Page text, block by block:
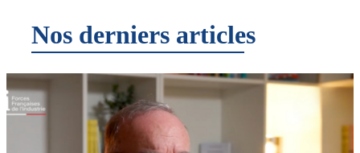
Nos derniers articles